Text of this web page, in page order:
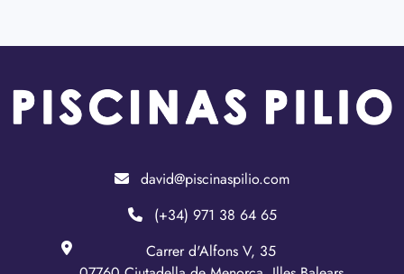
david@piscinaspilio.com
(+34) 971 38 64 65
Carrer d'Alfons V, 35